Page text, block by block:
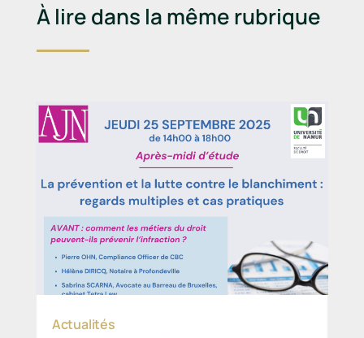
À lire dans la même rubrique
Actualités